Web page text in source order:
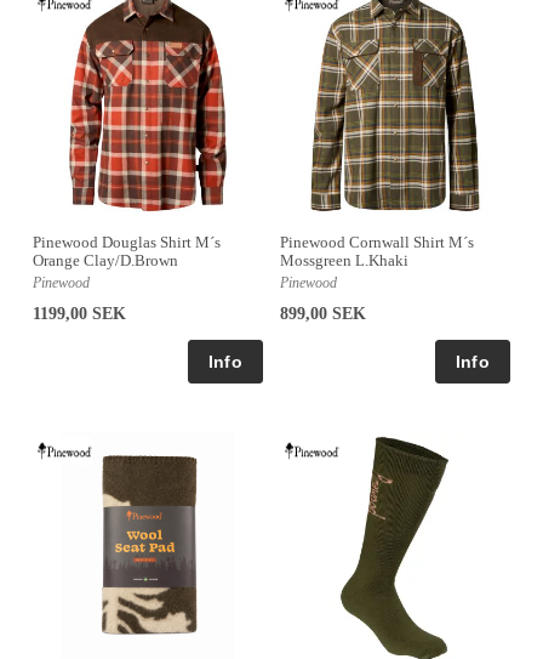
Pinewood Douglas Shirt M´s
Orange Clay/D.Brown
Pinewood
1199,00 SEK
Pinewood Cornwall Shirt M´s
Mossgreen L.Khaki
Pinewood
899,00 SEK